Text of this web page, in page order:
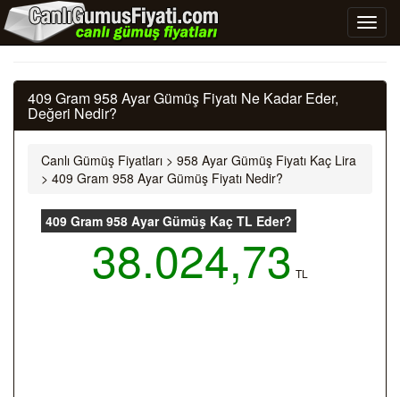
409 Gram 958 Ayar Gümüş Fiyatı Ne Kadar Eder,
Değeri Nedir?
Canlı Gümüş Fiyatları > 958 Ayar Gümüş Fiyatı Kaç Lira
> 409 Gram 958 Ayar Gümüş Fiyatı Nedir?
409 Gram 958 Ayar Gümüş Kaç TL Eder?
38.024,73 TL